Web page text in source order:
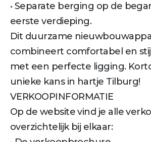
• Separate berging op de
eerste verdieping.
Dit duurzame
combineert comfortabel en
met een perfecte ligging.
unieke kans in hartje Tilburg!
VERKOOPINFORMATIE
Op de website vind je alle
overzichtelijk bij elkaar: